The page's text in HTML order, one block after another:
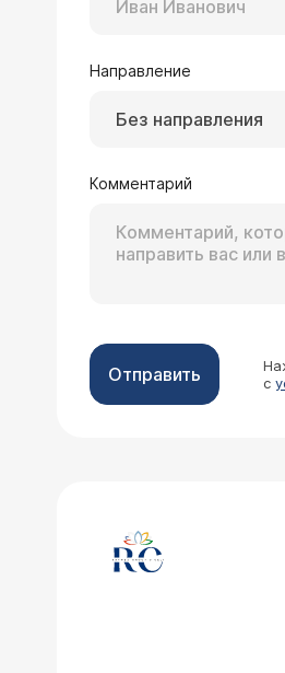
Направление
Без направления
Комментарий
Отправить
с